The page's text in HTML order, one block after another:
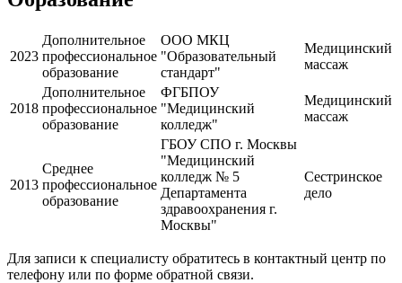
2023
Дополнительное
профессиональное
образование
ООО МКЦ
"Образовательный
стандарт"
Медицинский
массаж
2018
Дополнительное
профессиональное
образование
ФГБПОУ
"Медицинский
колледж"
Медицинский
массаж
2013
Среднее
профессиональное
образование
ГБОУ СПО г. Москвы
"Медицинский
колледж № 5
Департамента
здравоохранения г.
Москвы"
Сестринское
дело
Для записи к специалисту обратитесь в контактный центр по
телефону или по форме обратной связи.